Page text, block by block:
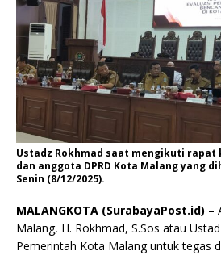
Ustadz Rokhmad saat mengikuti rapat
dan anggota DPRD Kota Malang yang
Senin (8/12/2025).
MALANGKOTA (SurabayaPost.id) –
Malang, H. Rokhmad, S.Sos atau
Pemerintah Kota Malang untuk tegas